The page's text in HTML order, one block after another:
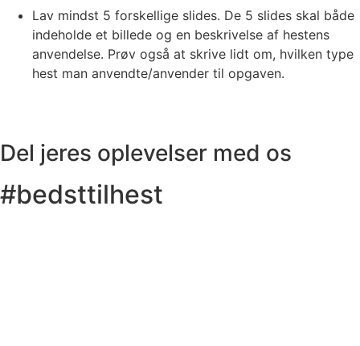
Lav mindst 5 forskellige slides. De 5 slides skal både
indeholde et billede og en beskrivelse af hestens
anvendelse. Prøv også at skrive lidt om, hvilken type
hest man anvendte/anvender til opgaven.
Del jeres oplevelser med os
#bedsttilhest